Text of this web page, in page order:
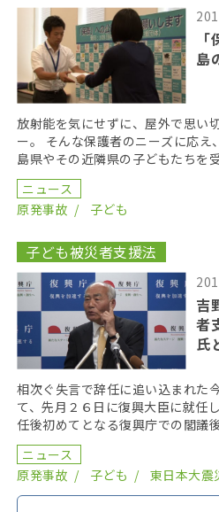
島
放射能を気にせずに、屋外で思い
ー。 そんな保護者のニーズに応
島県やその近隣県の子どもたちを
ってきた「保養団体」のメンバー
ニュース
原発事故
子ども
子ども被災者支援法
吉
者
氏
相次ぐ失言で辞任に追い込まれた
て、先月２６日に復興大臣に就任
任後初めてとなる復興庁での閣議
とする人がいる限り、最後の一人
[…]
ニュース
原発事故
子ども 東日本大震